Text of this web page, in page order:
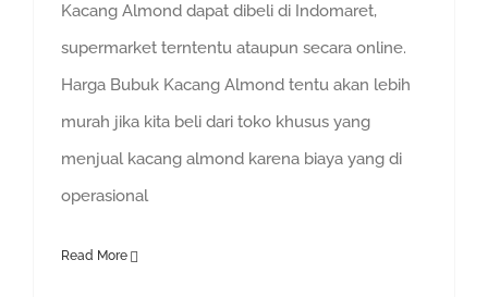
Kacang Almond dapat dibeli di Indomaret,
supermarket terntentu ataupun secara online.
Harga Bubuk Kacang Almond tentu akan lebih
murah jika kita beli dari toko khusus yang
menjual kacang almond karena biaya yang di
operasional
Read More